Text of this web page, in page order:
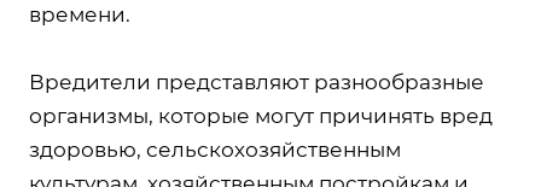
времени.
Вредители представляют разнообразные
организмы, которые могут причинять вред
здоровью, сельскохозяйственным